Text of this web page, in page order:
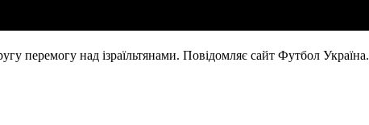
перемогу над ізраїльтянами. Повідомляє сайт Футбол Україна.